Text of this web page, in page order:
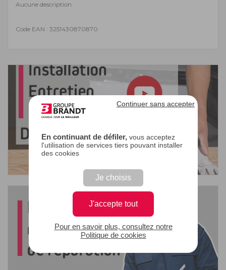
En continuant de défiler, vous acceptez
l'utilisation de services tiers pouvant installer
des cookies
Je choisis
J'accepte tout
Continuer sans accepter
Pour en savoir plus, consultez notre
Politique de cookies
Aucune description.
Code EAN : 3251430870870